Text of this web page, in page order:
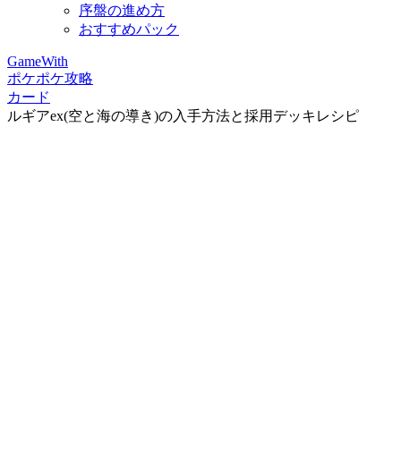
序盤の進め方
おすすめパック
GameWith
ポケポケ攻略
カード
ルギアex(空と海の導き)の入手方法と採用デッキレシピ